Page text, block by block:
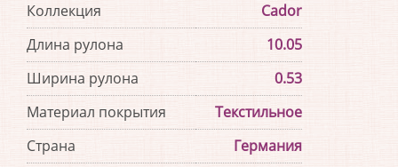
Коллекция
Cador
Длина рулона
10.05
Ширина рулона
0.53
Материал покрытия
Текстильное
Страна
Германия